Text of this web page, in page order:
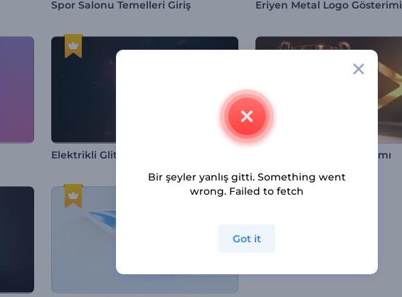
Spor Salonu Temelleri Giriş Eriyen Metal Logo Gösterimi
Elektrikli Glitch Logo Gösterimi Altın Kupa Ödülü Tanıtımı
Bir şeyler yanlış gitti. Something went
wrong. Failed to fetch
Got it